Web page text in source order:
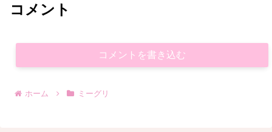
コメント
コメントを書き込む
ホーム ミーグリ